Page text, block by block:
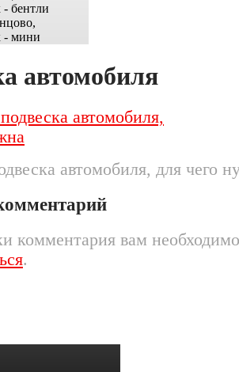
автомобиля
автомобиля, для чего
комментария вам необходимо
.